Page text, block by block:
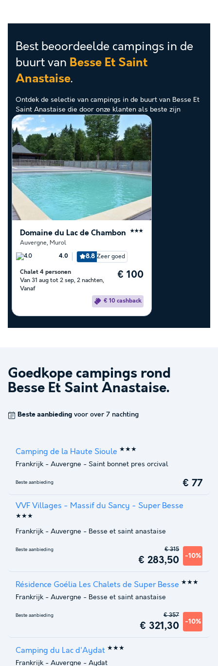
Best beoordeelde campings in de
buurt van Besse Et Saint
Anastaise.
Ontdek de selectie van campings in de buurt van Besse Et
Saint Anastaise die door onze klanten als beste zijn
beoordeeld
Domaine du Lac de Chambon ★★★
Auvergne, Murol
4.0 8.8 Zeer goed
Chalet 4 personen
Van 31 aug tot 2 sep, 2 nachten,
Vanaf
€ 100
€ 10 cashback
Goedkope campings rond
Besse Et Saint Anastaise.
Beste aanbieding voor over 7 nachting
Camping de la Haute Sioule ★★★
Frankrijk - Auvergne - Saint bonnet pres orcival
Beste aanbieding € 77
VVF Villages - Massif du Sancy - Super Besse
★★★
Frankrijk - Auvergne - Besse et saint anastaise
Beste aanbieding
€ 283,50 -10%
€ 315
Résidence Goélia Les Chalets de Super Besse ★★★
Frankrijk - Auvergne - Besse et saint anastaise
Beste aanbieding
€ 321,30 -10%
€ 357
Camping du Lac d'Aydat ★★★
Frankrijk - Auvergne - Aydat